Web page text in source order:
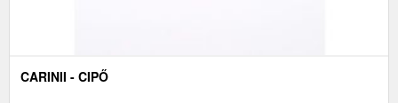
CARINII - CIPŐ